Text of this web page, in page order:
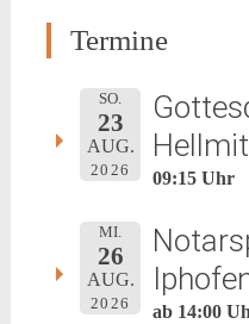
Termine
SO.
23
AUG.
2026 09:15 Uhr
MI.
26
AUG.
2026 ab 14:00